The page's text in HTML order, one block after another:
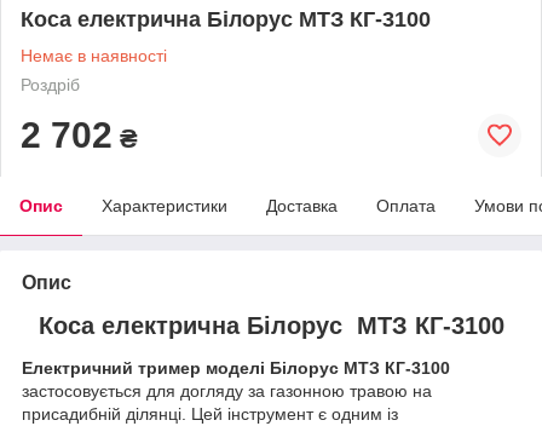
Коса електрична Білорус МТЗ КГ-3100
Немає в наявності
Роздріб
2 702 ₴
Опис Характеристики Доставка Оплата Умови
Опис
Коса електрична Білорус МТЗ КГ-3100
Електричний тример моделі Білорус МТЗ КГ-3100
застосовується для догляду за газонною травою на
присадибній ділянці. Цей інструмент є одним із